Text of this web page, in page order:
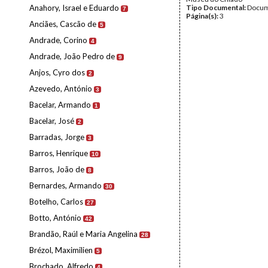
Anahory, Israel e Eduardo 7
Anciães, Cascão de 5
Andrade, Corino 4
Andrade, João Pedro de 9
Anjos, Cyro dos 2
Azevedo, António 3
Bacelar, Armando 1
Bacelar, José 2
Barradas, Jorge 3
Barros, Henrique 10
Barros, João de 8
Bernardes, Armando 30
Botelho, Carlos 27
Botto, António 42
Brandão, Raúl e Maria Angelina 28
Brézol, Maximilien 5
Tipo Documental:
Página(s):3